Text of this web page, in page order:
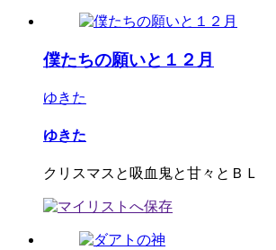
僕たちの願いと１２月
ゆきた
ゆきた
クリスマスと吸血鬼と甘々とＢＬ